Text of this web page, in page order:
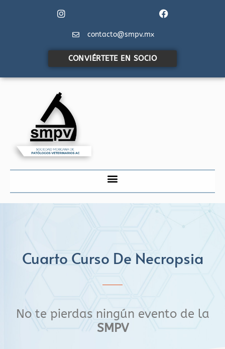
contacto@smpv.mx
CONVIÉRTETE EN SOCIO
Cuarto Curso De Necropsia
No te pierdas ningún evento de la
SMPV